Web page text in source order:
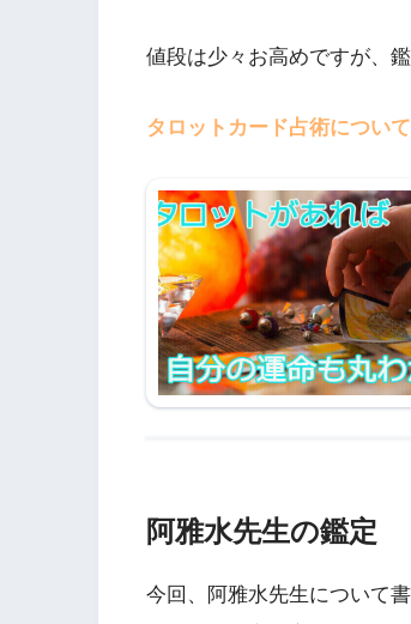
値段は少々お高めですが、
タロットカード占術につい
阿雅水先生の鑑定
今回、阿雅水先生について